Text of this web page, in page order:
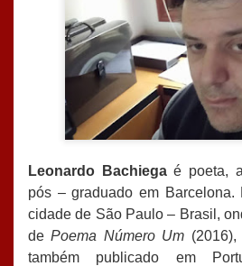
Leonardo Bachiegaé poeta,
pós – graduado em Barcelona.
cidade de São Paulo – Brasil,
dePoema Número Um
também publicado em